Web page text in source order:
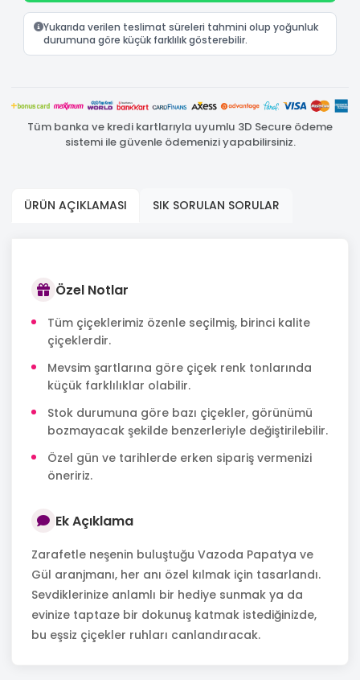
Yukarıda verilen teslimat süreleri tahmini olup yoğunluk
durumuna göre küçük farklılık gösterebilir.
Tüm banka ve kredi kartlarıyla uyumlu 3D Secure ödeme
sistemi ile güvenle ödemenizi yapabilirsiniz.
ÜRÜN AÇIKLAMASI SIK SORULAN SORULAR
Özel Notlar
Tüm çiçeklerimiz özenle seçilmiş, birinci kalite
çiçeklerdir.
Mevsim şartlarına göre çiçek renk tonlarında
küçük farklılıklar olabilir.
Stok durumuna göre bazı çiçekler, görünümü
bozmayacak şekilde benzerleriyle değiştirilebilir.
Özel gün ve tarihlerde erken sipariş vermenizi
öneririz.
Ek Açıklama
Zarafetle neşenin buluştuğu Vazoda Papatya ve
Gül aranjmanı, her anı özel kılmak için tasarlandı.
Sevdiklerinize anlamlı bir hediye sunmak ya da
evinize taptaze bir dokunuş katmak istediğinizde,
bu eşsiz çiçekler ruhları canlandıracak.